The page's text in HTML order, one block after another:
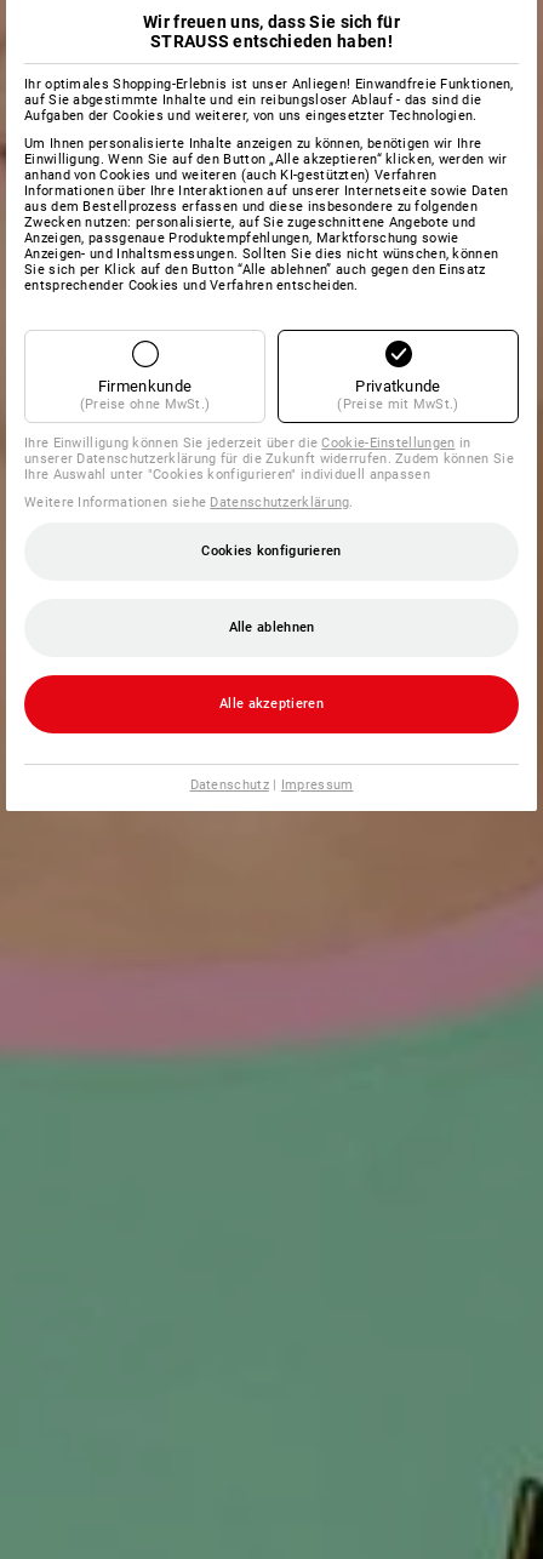
Wir freuen uns, dass Sie sich für
STRAUSS entschieden haben!
Ihr optimales Shopping-Erlebnis ist unser Anliegen! Einwandfreie Funktionen,
auf Sie abgestimmte Inhalte und ein reibungsloser Ablauf - das sind die
Aufgaben der Cookies und weiterer, von uns eingesetzter Technologien.
Um Ihnen personalisierte Inhalte anzeigen zu können, benötigen wir Ihre
Einwilligung. Wenn Sie auf den Button „Alle akzeptieren“ klicken, werden wir
anhand von Cookies und weiteren (auch KI-gestützten) Verfahren
Informationen über Ihre Interaktionen auf unserer Internetseite sowie Daten
aus dem Bestellprozess erfassen und diese insbesondere zu folgenden
Zwecken nutzen: personalisierte, auf Sie zugeschnittene Angebote und
Anzeigen, passgenaue Produktempfehlungen, Marktforschung sowie
Anzeigen- und Inhaltsmessungen. Sollten Sie dies nicht wünschen, können
Sie sich per Klick auf den Button “Alle ablehnen” auch gegen den Einsatz
entsprechender Cookies und Verfahren entscheiden.
Firmenkunde
(Preise ohne MwSt.)
Privatkunde
(Preise mit MwSt.)
Ihre Einwilligung können Sie jederzeit über dieCookie-Einstellungen in
unserer Datenschutzerklärung für die Zukunft widerrufen. Zudem können Sie
Ihre Auswahl unter "Cookies konfigurieren" individuell anpassen
Weitere Informationen siehe Datenschutzerklärung.
Cookies konfigurieren
Alle ablehnen
Alle akzeptieren
Datenschutz| Impressum